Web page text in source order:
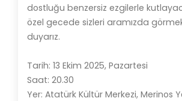
dostluğu benzersiz ezgilerle
özel gecede sizleri aramızda
duyarız.
Tarih: 13 Ekim 2025, Pazartesi
Saat: 20.30
Yer: Atatürk Kültür Merkezi, Merinos